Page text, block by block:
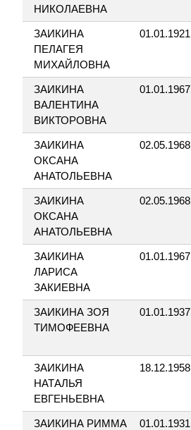
НИКОЛАЕВНА
ЗАИКИНА
ПЕЛАГЕЯ
МИХАЙЛОВНА
01.01.1921
ЗАИКИНА
ВАЛЕНТИНА
ВИКТОРОВНА
01.01.1967
ЗАИКИНА
ОКСАНА
АНАТОЛЬЕВНА
02.05.1968
ЗАИКИНА
ОКСАНА
АНАТОЛЬЕВНА
02.05.1968
ЗАИКИНА
ЛАРИСА
ЗАКИЕВНА
01.01.1967
ЗАИКИНА ЗОЯ
ТИМОФЕЕВНА
01.01.1937
ЗАИКИНА
НАТАЛЬЯ
ЕВГЕНЬЕВНА
18.12.1958
ЗАИКИНА РИММА
01.01.1931